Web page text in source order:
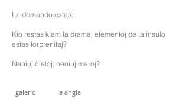
La demando estas:
Kio restas kiam la dramaj elementoj de la insulo
estas forprenitaj?
Neniuj ĉieloj, neniuj maroj?
galerio la angla